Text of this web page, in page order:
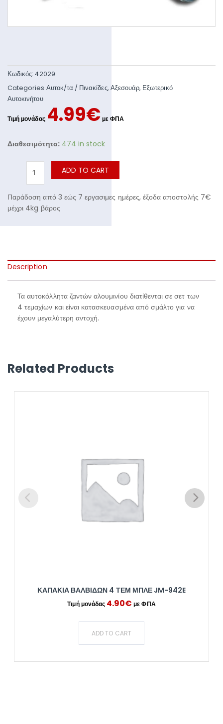
Κωδικός:42029
Categories Αυτοκ/τα / Πινακίδες, Αξεσουάρ, Εξωτερικό
Αυτοκινήτου
4.99€
Διαθεσιμότητα: 474 in stock
ADD TO CART
Παράδοση από 3 εώς 7 εργασιμες ημέρες, έξοδα αποστολής 7€
μέχρι 4kg βάρος
Description
Τα αυτοκόλλητα ζαντών αλουμινίου διατίθενται σε σετ των
4 τεμαχίων και είναι κατασκευασμένα από σμάλτο για να
έχουν μεγαλύτερη αντοχή.
Related Products
ΚΑΠΑΚΙΑ ΒΑΛΒΙΔΩΝ 4 ΤΕΜ ΜΠΛΕ JM-942E
4.90€
ADD TO CART